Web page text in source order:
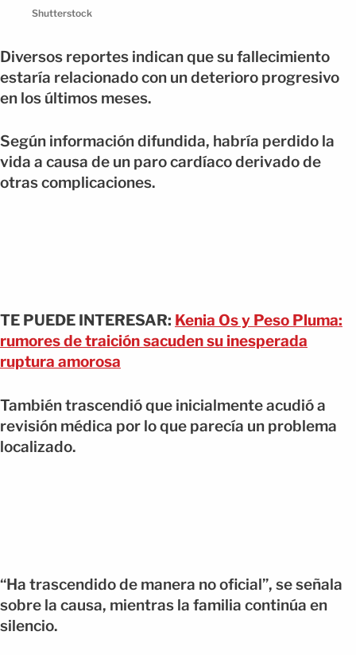
Shutterstock
Diversos reportes indican que su fallecimiento
estaría relacionado con un deterioro progresivo
en los últimos meses.
Según información difundida, habría perdido la
vida a causa de un paro cardíaco derivado de
otras complicaciones.
TE PUEDE INTERESAR: Kenia Os y Peso Pluma:
rumores de traición sacuden su inesperada
ruptura amorosa
También trascendió que inicialmente acudió a
revisión médica por lo que parecía un problema
localizado.
“Ha trascendido de manera no oficial”, se señala
sobre la causa, mientras la familia continúa en
silencio.